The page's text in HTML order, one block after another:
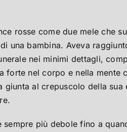
rosse come due mele
una bambina. Aveva
nei minimi dettagli,
forte nel corpo e nella
al crepuscolo della
sempre più debole fino a